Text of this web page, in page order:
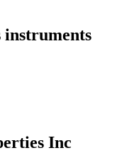
instruments
Inc